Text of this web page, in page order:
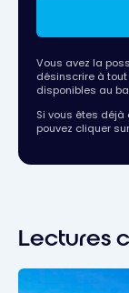
Vous avez la
désinscrire à tout
disponibles au
Si vous êtes déjà
pouvez cliquer
Lectures